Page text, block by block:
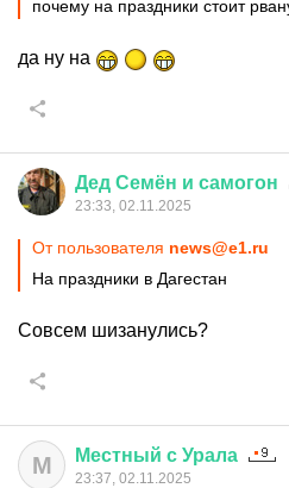
почему на праздники стоит
да ну на
Дед Семён и самогон
23:33, 02.11.2025
От пользователя news@e1.ru
На праздники в Дагестан
Совсем шизанулись?
М Местный с Урала
23:37, 02.11.2025